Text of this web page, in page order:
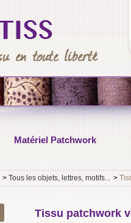
Matériel Patchwork
> Tous les objets, lettres, motifs... >
Tissu patchwork